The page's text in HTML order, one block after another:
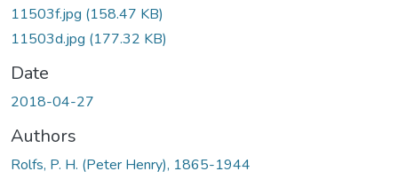
11503f.jpg (158.47 KB)
11503d.jpg (177.32 KB)
Date
2018-04-27
Authors
Rolfs, P. H. (Peter Henry), 1865-1944